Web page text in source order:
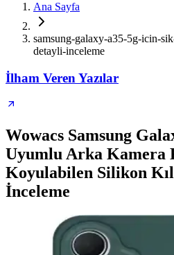
Ana Sayfa
samsung-galaxy-a35-5g-icin-
detayli-inceleme
İlham Veren Yazılar
Wowacs Samsung
Uyumlu Arka Kamera
Koyulabilen Silikon
İnceleme